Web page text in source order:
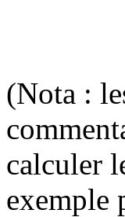
(Nota :
calculer
exemple